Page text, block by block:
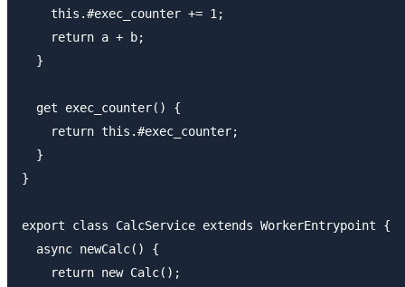
    this.#exec_counter += 1;
    return a + b;
  }
  get exec_counter() {
    return this.#exec_counter;
  }
}
export class CalcService extends WorkerEntrypoint {
  async newCalc() {
    return new Calc();